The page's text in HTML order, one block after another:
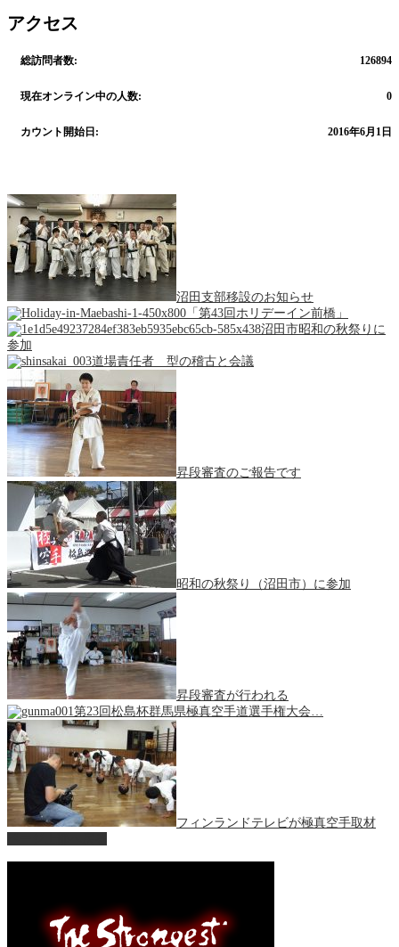
アクセス
126894
総訪問者数:
0
現在オンライン中の人数:
2016年6月1日
カウント開始日:
沼田支部移設のお知らせ
「第43回ホリデーイン前橋」
沼田市昭和の秋祭りに
参加
道場責任者 型の稽古と会議
昇段審査のご報告です
昭和の秋祭り（沼田市）に参加
昇段審査が行われる
第23回松島杯群馬県極真空手道選手権大会…
フィンランドテレビが極真空手取材